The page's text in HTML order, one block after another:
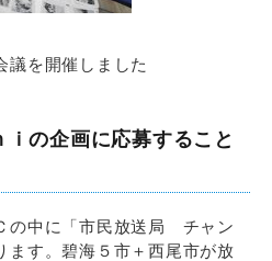
議を開催しました
の企画に応募すること
の中に「市民放送局 チャン
ます。碧海５市＋西尾市が放